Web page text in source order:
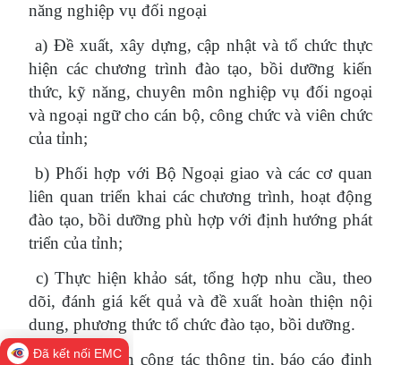
năng nghiệp vụ đối ngoại
a) Đề xuất, xây dựng, cập nhật và tổ chức thực
hiện các chương trình đào tạo, bồi dưỡng kiến
thức, kỹ năng, chuyên môn nghiệp vụ đối ngoại
và ngoại ngữ cho cán bộ, công chức và viên chức
của tỉnh;
b) Phối hợp với Bộ Ngoại giao và các cơ quan
liên quan triển khai các chương trình, hoạt động
đào tạo, bồi dưỡng phù hợp với định hướng phát
triển của tỉnh;
c) Thực hiện khảo sát, tổng hợp nhu cầu, theo
dõi, đánh giá kết quả và đề xuất hoàn thiện nội
dung, phương thức tổ chức đào tạo, bồi dưỡng.
18. Thực hiện công tác thông tin, báo cáo định
Đã kết nối EMC